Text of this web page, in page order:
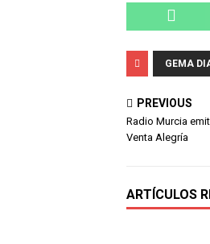
GEMA
PREVIOUS
Radio Murcia
Venta Alegría
ARTÍCULOS